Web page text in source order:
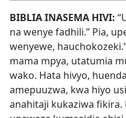
BIBLIA INASEMA HIVI:
na wenye fadhili.” Pia,
wenyewe,
mama mpya, utatumia
wako. Hata hivyo,
amepuuzwa, kwa hiyo
anahitaji kukaziwa fikira.